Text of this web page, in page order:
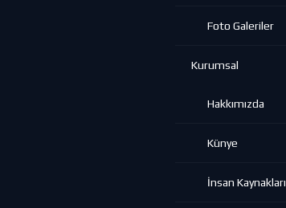
Foto Galeriler
Kurumsal
Hakkımızda
Künye
İnsan Kaynakları